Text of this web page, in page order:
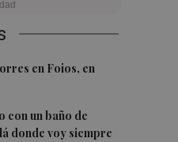
en Foios, en
un baño de
donde voy siempre